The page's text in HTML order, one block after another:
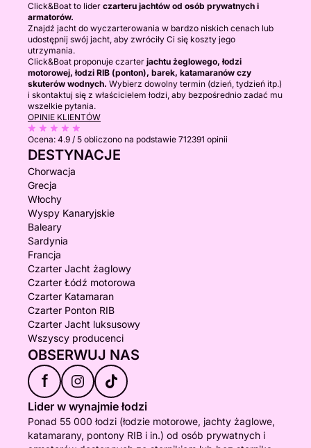
Click&Boat to lider czarteru jachtów od osób prywatnych i
armatorów.
Znajdź jacht do wyczarterowania w bardzo niskich cenach lub
udostępnij swój jacht, aby zwróciły Ci się koszty jego
utrzymania.
Click&Boat proponuje czarter jachtu żeglowego, łodzi
motorowej, łodzi RIB (ponton), barek, katamaranów czy
skuterów wodnych. Wybierz dowolny termin (dzień, tydzień itp.)
i skontaktuj się z właścicielem łodzi, aby bezpośrednio zadać mu
wszelkie pytania.
OPINIE KLIENTÓW
Ocena: 4.9 / 5 obliczono na podstawie 712391 opinii
DESTYNACJE
Chorwacja
Grecja
Włochy
Wyspy Kanaryjskie
Baleary
Sardynia
Francja
Czarter Jacht żaglowy
Czarter Łódź motorowa
Czarter Katamaran
Czarter Ponton RIB
Czarter Jacht luksusowy
Wszyscy producenci
OBSERWUJ NAS
f
Lider w wynajmie łodzi
Ponad 55 000 łodzi (łodzie motorowe, jachty żaglowe,
katamarany, pontony RIB i in.) od osób prywatnych i